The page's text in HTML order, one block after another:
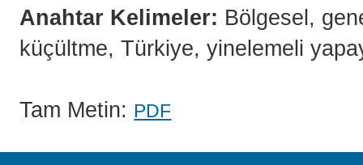
Anahtar Kelimeler: Bölgesel,
küçültme, Türkiye, yinelemeli
Tam Metin: PDF